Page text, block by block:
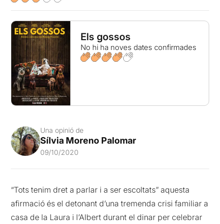
Els gossos
No hi ha noves dates confirmades
Una opinió de
Sílvia Moreno Palomar
09/10/2020
“Tots tenim dret a parlar i a ser escoltats” aquesta
afirmació és el detonant d’una tremenda crisi familiar a
casa de la Laura i l’Albert durant el dinar per celebrar